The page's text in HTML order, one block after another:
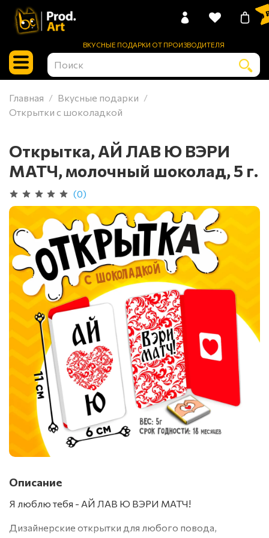
ВКУСНЫЕ ПОДАРКИ ОТ ПРОИЗВОДИТЕЛЯ
0
Главная
Вкусные подарки
Открытки с шоколадкой
Открытка, АЙ ЛАВ Ю ВЭРИ
МАТЧ, молочный шоколад, 5 г.
(0)
Описание
Я люблю тебя - АЙ ЛАВ Ю ВЭРИ МАТЧ!
Дизайнерские открытки для любого повода,